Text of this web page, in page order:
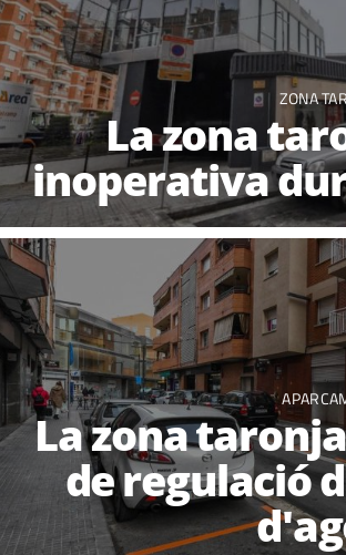
ZONA
La zona
inoperativa
La zona
de regulació